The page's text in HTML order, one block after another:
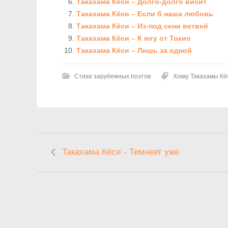
Такахама Кёси – Если б наша любовь
Такахама Кёси – Из-под сени ветвей
Такахама Кёси – К югу от Токио
Такахама Кёси – Лишь за одной
Стихи зарубежных поэтов Хокку Такахамы
Такахама Кёси - Темнеет уже